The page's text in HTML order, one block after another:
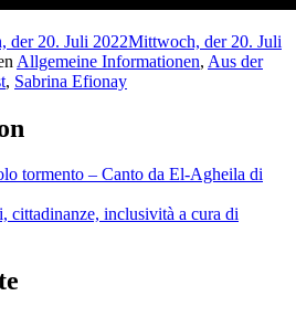
der 20. Juli 2022Mittwoch, der 20. Juli
Allgemeine Informationen, Aus der
, Sabrina Efionay
tormento – Canto da El-Agheila di
cittadinanze, inclusività a cura di